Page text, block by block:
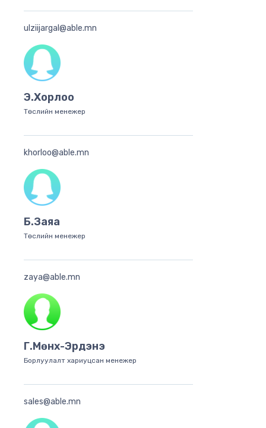
ulziijargal@able.mn
Э.Хорлоо
Төслийн менежер
khorloo@able.mn
Б.Заяа
Төслийн менежер
zaya@able.mn
Г.Мөнх-Эрдэнэ
Борлуулалт хариуцсан менежер
sales@able.mn